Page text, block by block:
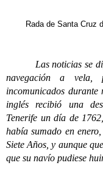
Rada de Santa Cruz
Las noticias se
navegación a vela,
incomunicados durante
inglés recibió una
Tenerife un día de
había sumado en
Siete Años, y aunque
que su navío pudiese